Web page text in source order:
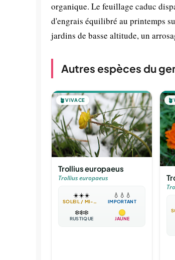
organique. Le feuillage caduc
d'engrais équilibré au printemps
jardins de basse altitude, un
Autres espèces du
🪴VIVACE
Trollius europaeus
Trollius europaeus
☀️☀️☀️
SOLEIL / MI-OMBRE
💧 💧 💧
IMPORTANT
❄️❄️❄️
RUSTIQUE JAUNE
🪴